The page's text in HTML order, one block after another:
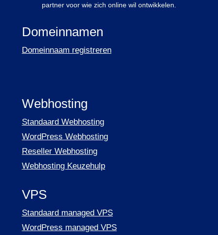
partner voor wie zich online wil ontwikkelen.
Domeinnamen
Domeinnaam registreren
Webhosting
Standaard Webhosting
WordPress Webhosting
Reseller Webhosting
Webhosting Keuzehulp
VPS
Standaard managed VPS
WordPress managed VPS